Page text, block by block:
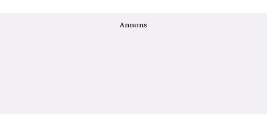
Annons